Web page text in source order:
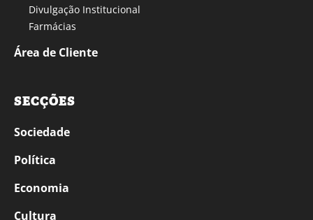
Divulgação Institucional
Farmácias
Área de Cliente
SECÇÕES
Sociedade
Política
Economia
Cultura